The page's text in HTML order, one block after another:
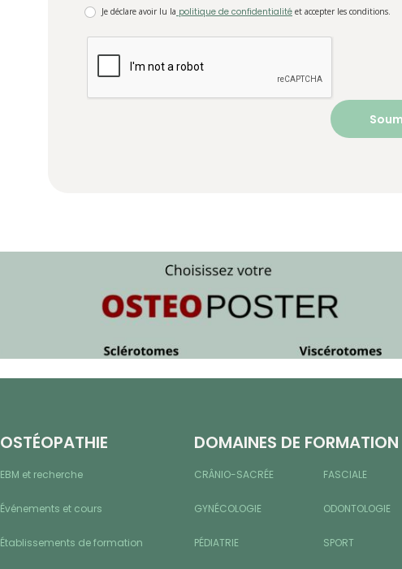
Je déclare avoir lu la politique de confidentialité et accepter les conditions.
OSTÉOPATHIE
EBM et recherche
Événements et cours
Établissements de formation
DOMAINES DE FORMATION
CRÂNIO-SACRÉE FASCIALE
GYNÉCOLOGIE ODONTOLOGIE
PÉDIATRIE SPORT